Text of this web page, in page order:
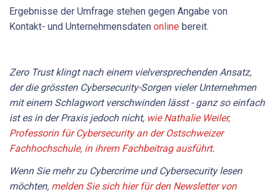
Ergebnisse der Umfrage stehen gegen Angabe von
Kontakt- und Unternehmensdaten online bereit.
Zero Trust klingt nach einem vielversprechenden Ansatz,
der die grössten Cybersecurity-Sorgen vieler Unternehmen
mit einem Schlagwort verschwinden lässt - ganz so einfach
ist es in der Praxis jedoch nicht, wie Nathalie Weiler,
Professorin für Cybersecurity an der Ostschweizer
Fachhochschule, in ihrem Fachbeitrag ausführt.
Wenn Sie mehr zu Cybercrime und Cybersecurity lesen
möchten, melden Sie sich hier für den Newsletter von